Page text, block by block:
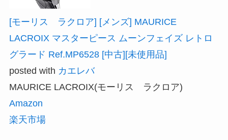
[モーリス ラクロア] [メンズ] MAURICE
LACROIX マスターピース ムーンフェイズ レトロ
グラード Ref.MP6528 [中古][未使用品]
posted with カエレバ
MAURICE LACROIX(モーリス ラクロア)
Amazon
楽天市場